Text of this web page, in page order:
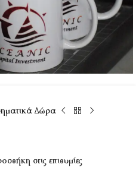
Δώρα
στις επιθυμίες